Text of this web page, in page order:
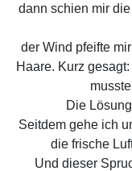
dann schien mir
der Wind pfeifte
Haare. Kurz
Die
Seitdem gehe ich
die frische
Und dieser